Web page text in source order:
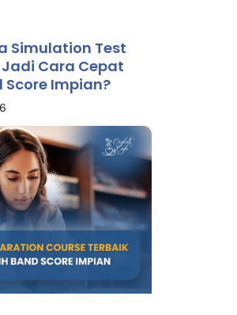
Simulation Test
Jadi Cara Cepat
Score Impian?